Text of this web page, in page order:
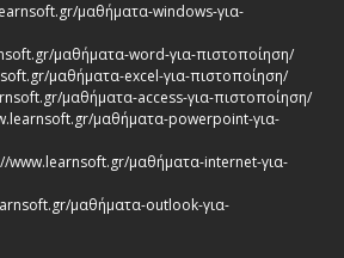
μαθήματα-windows-για-
μαθήματα-word-για-πιστοποίηση/
μαθήματα-excel-για-πιστοποίηση/
μαθήματα-access-για-πιστοποίηση/
μαθήματα-powerpoint-για-
www.learnsoft.gr/μαθήματα-internet-για-
μαθήματα-outlook-για-